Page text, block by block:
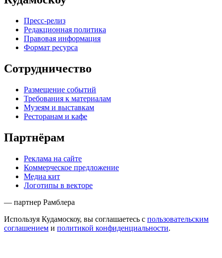
Пресс-релиз
Редакционная политика
Правовая информация
Формат ресурса
Сотрудничество
Размещение событий
Требования к материалам
Музеям и выставкам
Ресторанам и кафе
Партнёрам
Реклама на сайте
Коммерческое предложение
Медиа кит
Логотипы в векторе
— партнер Рамблера
Используя Кудамоскоу, вы соглашаетесь с пользовательским
соглашением и политикой конфиденциальности.